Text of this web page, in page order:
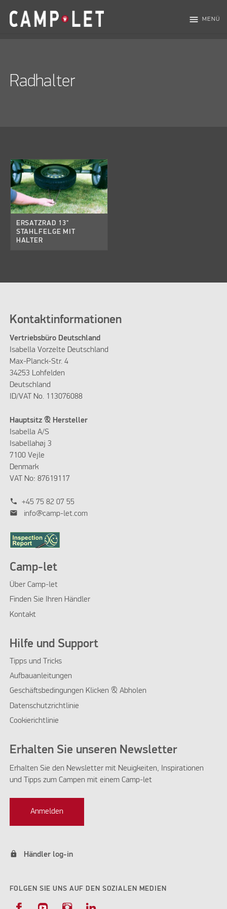
menu MENÜ
Radhalter
ERSATZRAD 13"
STAHLFELGE MIT
HALTER
Kontaktinformationen
Vertriebsbüro Deutschland
Isabella Vorzelte Deutschland
Max-Planck-Str. 4
34253 Lohfelden
Deutschland
ID/VAT No. 113076088
Hauptsitz & Hersteller
Isabella A/S
Isabellahøj 3
7100 Vejle
Denmark
VAT No: 87619117
phone +45 75 82 07 55
mail info@camp-let.com
Camp-let
Über Camp-let
Finden Sie Ihren Händler
Kontakt
Hilfe und Support
Tipps und Tricks
Aufbauanleitungen
Geschäftsbedingungen Klicken & Abholen
Datenschutzrichtlinie
Cookierichtlinie
Erhalten Sie unseren Newsletter
Erhalten Sie den Newsletter mit Neuigkeiten, Inspirationen
und Tipps zum Campen mit einem Camp-let
Anmelden
lock Händler log-in
FOLGEN SIE UNS AUF DEN SOZIALEN MEDIEN